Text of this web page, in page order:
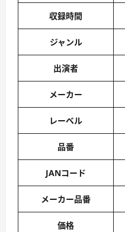
収録時間
ジャンル
出演者
メーカー
レーベル
品番
JANコード
メーカー品番
価格